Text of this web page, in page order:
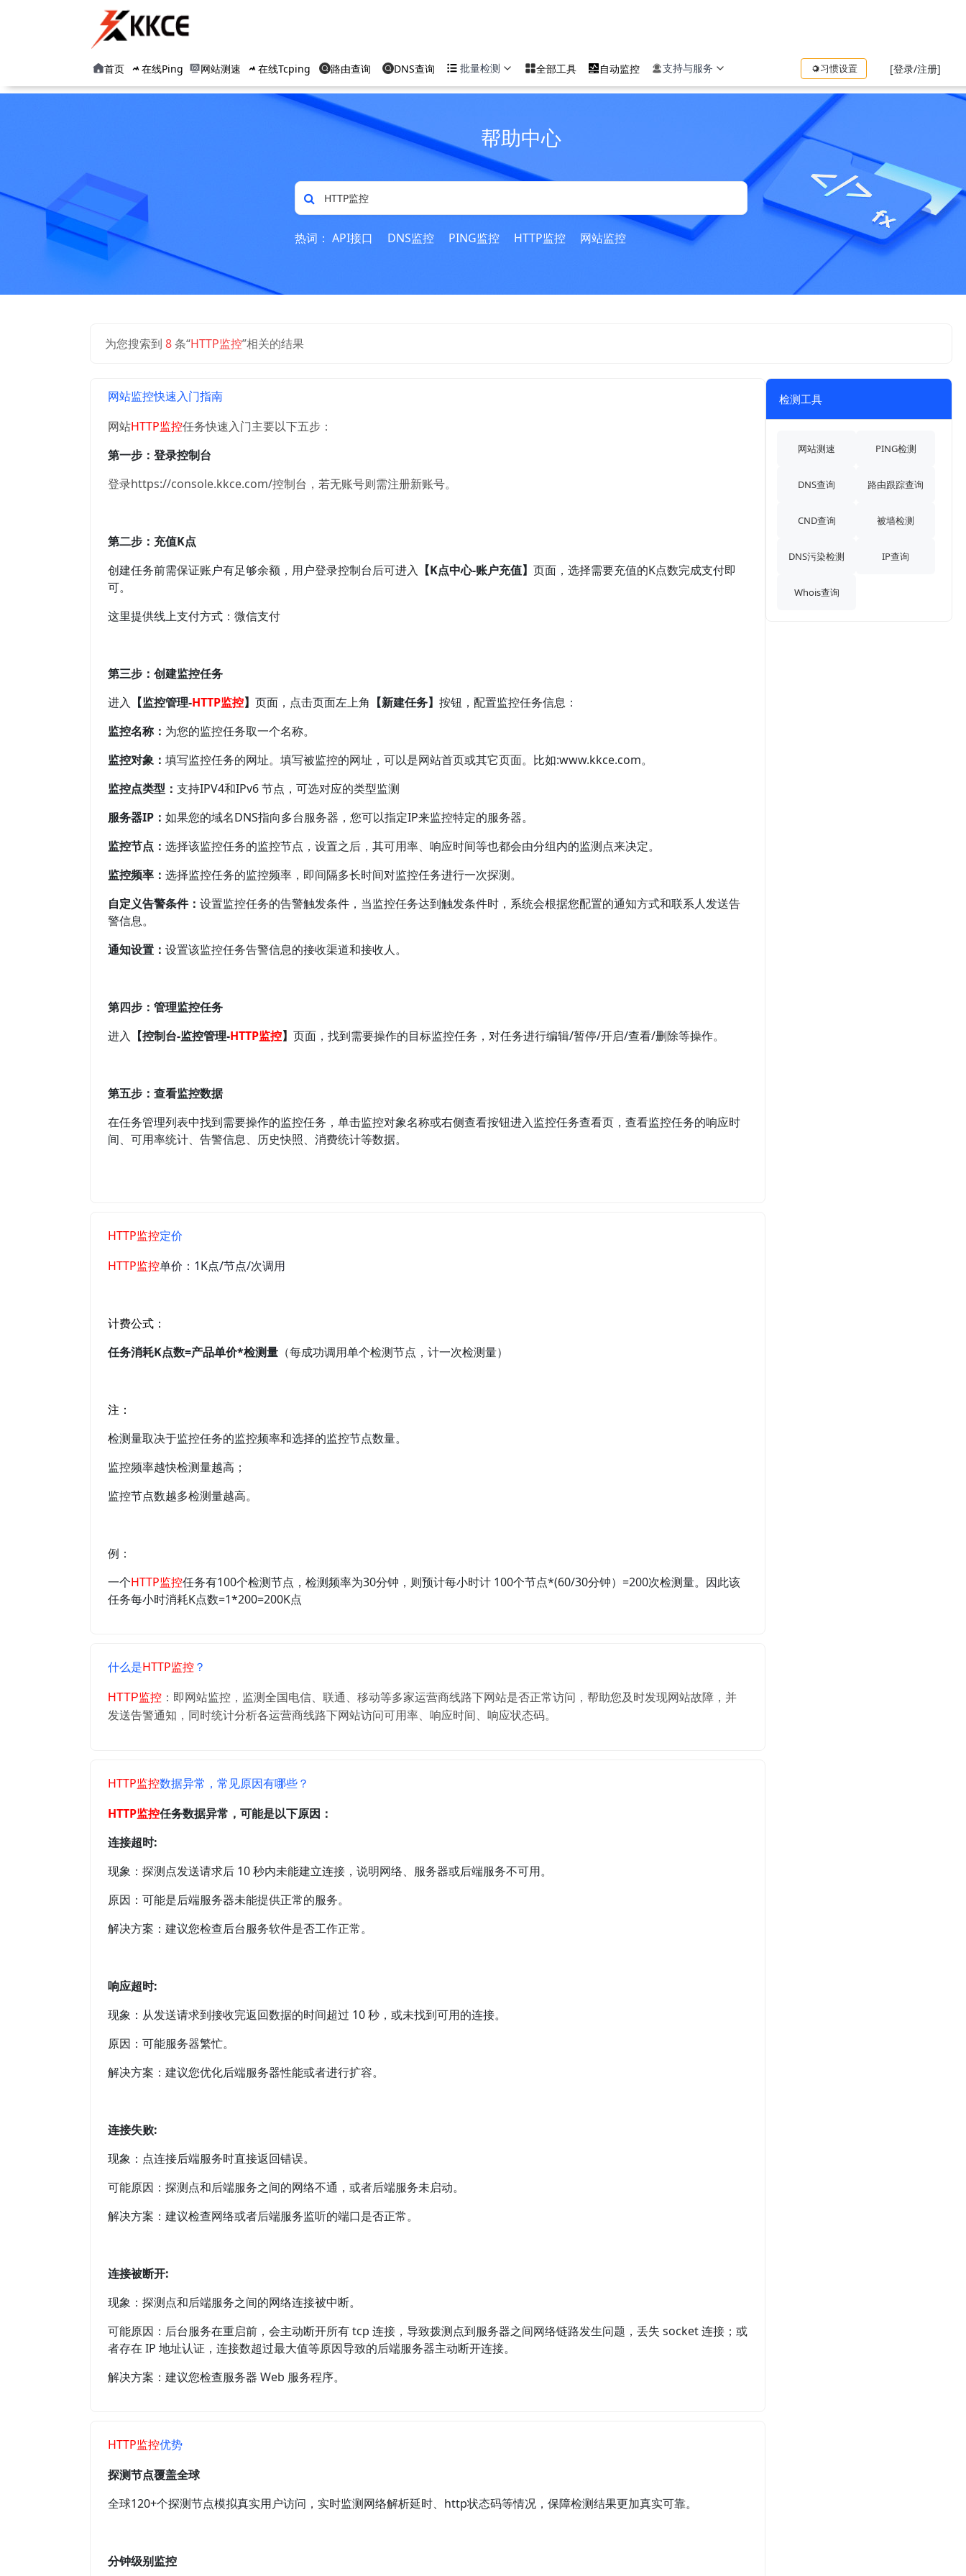
首页 在线Ping 网站测速 在线Tcping 路由查询 DNS查询 批量检测 全部工具 自动监控 支持与服务 习惯设置 [登录/注册]
帮助中心
热词： API接口 DNS监控 PING监控 HTTP监控 网站监控
为您搜索到 8条“HTTP监控”相关的结果
网站监控快速入门指南
网站HTTP监控任务快速入门主要以下五步：
第一步：登录控制台
登录https://console.kkce.com/控制台，若无账号则需注册新账号。
第二步：充值K点
创建任务前需保证账户有足够余额，用户登录控制台后可进入 【K点中心-账户充值】 页面，选择需要充值的K点数完成支付即
可。
这里提供线上支付方式：微信支付
第三步：创建监控任务
进入 【监控管理-HTTP监控】 页面，点击页面左上角 【新建任务】 按钮，配置监控任务信息：
监控名称： 为您的监控任务取一个名称。
监控对象： 填写监控任务的网址。填写被监控的网址，可以是网站首页或其它页面。比如:www.kkce.com。
监控点类型： 支持IPV4和IPv6 节点，可选对应的类型监测
服务器IP： 如果您的域名DNS指向多台服务器，您可以指定IP来监控特定的服务器。
监控节点： 选择该监控任务的监控节点，设置之后，其可用率、响应时间等也都会由分组内的监测点来决定。
监控频率： 选择监控任务的监控频率，即间隔多长时间对监控任务进行一次探测。
自定义告警条件： 设置监控任务的告警触发条件，当监控任务达到触发条件时，系统会根据您配置的通知方式和联系人发送告
警信息。
通知设置： 设置该监控任务告警信息的接收渠道和接收人。
第四步：管理监控任务
进入 【控制台-监控管理-HTTP监控】 页面，找到需要操作的目标监控任务，对任务进行编辑/暂停/开启/查看/删除等操作。
第五步：查看监控数据
在任务管理列表中找到需要操作的监控任务，单击监控对象名称或右侧查看按钮进入监控任务查看页，查看监控任务的响应时
间、可用率统计、告警信息、历史快照、消费统计等数据。
HTTP监控定价
HTTP监控单价：1K点/节点/次调用
计费公式：
任务消耗K点数=产品单价*检测量 （每成功调用单个检测节点，计一次检测量）
注：
检测量取决于监控任务的监控频率和选择的监控节点数量。
监控频率越快检测量越高；
监控节点数越多检测量越高。
例：
一个HTTP监控任务有100个检测节点，检测频率为30分钟，则预计每小时计 100个节点*(60/30分钟）=200次检测量。因此该
任务每小时消耗K点数=1*200=200K点
什么是HTTP监控？
HTTP监控 ：即网站监控，监测全国电信、联通、移动等多家运营商线路下网站是否正常访问，帮助您及时发现网站故障，并
发送告警通知，同时统计分析各运营商线路下网站访问可用率、响应时间、响应状态码。
HTTP监控数据异常，常见原因有哪些？
HTTP监控任务数据异常，可能是以下原因：
连接超时:
现象：探测点发送请求后 10 秒内未能建立连接，说明网络、服务器或后端服务不可用。
原因：可能是后端服务器未能提供正常的服务。
解决方案：建议您检查后台服务软件是否工作正常。
响应超时:
现象：从发送请求到接收完返回数据的时间超过 10 秒，或未找到可用的连接。
原因：可能服务器繁忙。
解决方案：建议您优化后端服务器性能或者进行扩容。
连接失败:
现象：点连接后端服务时直接返回错误。
可能原因：探测点和后端服务之间的网络不通，或者后端服务未启动。
解决方案：建议检查网络或者后端服务监听的端口是否正常。
连接被断开:
现象：探测点和后端服务之间的网络连接被中断。
可能原因：后台服务在重启前，会主动断开所有 tcp 连接，导致拨测点到服务器之间网络链路发生问题，丢失 socket 连接；或
者存在 IP 地址认证，连接数超过最大值等原因导致的后端服务器主动断开连接。
解决方案：建议您检查服务器 Web 服务程序。
HTTP监控优势
探测节点覆盖全球
全球120+个探测节点模拟真实用户访问，实时监测网络解析延时、http状态码等情况，保障检测结果更加真实可靠。
分钟级别监控
检测工具
网站测速 PING检测
DNS查询 路由跟踪查询
CND查询 被墙检测
DNS污染检测 IP查询
Whois查询